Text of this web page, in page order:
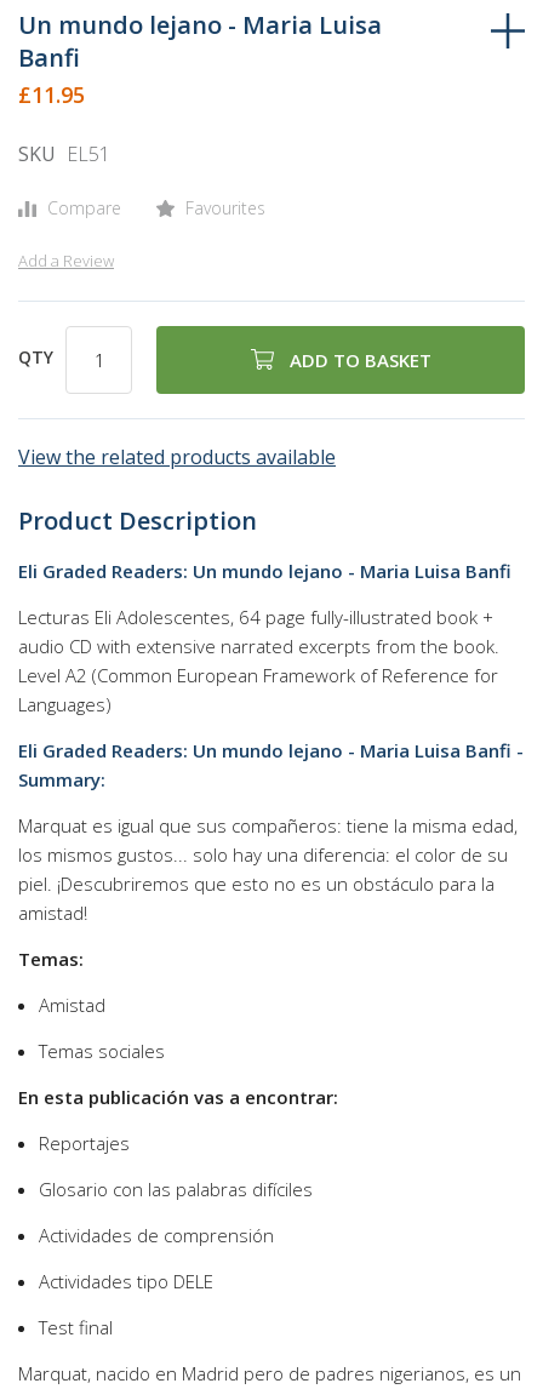
to
the
beginning
of
images
Un mundo lejano - Maria Luisa
Banfi
£11.95
SKU EL51
Compare Favourites
Add a Review
QTY ADD TO BASKET
View the related products available
Product Description
Eli Graded Readers: Un mundo lejano - Maria Luisa Banfi
Lecturas Eli Adolescentes, 64 page fully-illustrated book +
audio CD with extensive narrated excerpts from the book.
Level A2 (Common European Framework of Reference for
Languages)
Eli Graded Readers: Un mundo lejano - Maria Luisa Banfi -
Summary:
Marquat es igual que sus compañeros: tiene la misma edad,
los mismos gustos... solo hay una diferencia: el color de su
piel. ¡Descubriremos que esto no es un obstáculo para la
amistad!
Temas:
Amistad
Temas sociales
En esta publicación vas a encontrar:
Reportajes
Glosario con las palabras difíciles
Actividades de comprensión
Actividades tipo DELE
Test final
Marquat, nacido en Madrid pero de padres nigerianos, es un